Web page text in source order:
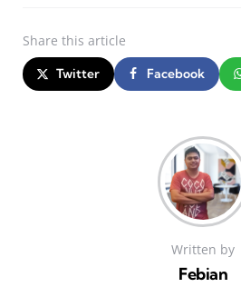
Share this article
Twitter Facebook
Written by
Febian